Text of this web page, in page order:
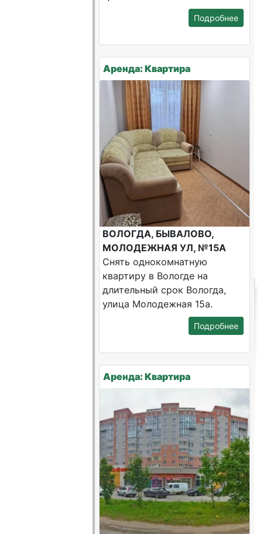
Подробнее
Аренда: Квартира
ВОЛОГДА, БЫВАЛОВО,
МОЛОДЕЖНАЯ УЛ, №15А
Снять однокомнатную
квартиру в Вологде на
длительный срок Вологда,
улица Молодежная 15а.
Подробнее
Аренда: Квартира